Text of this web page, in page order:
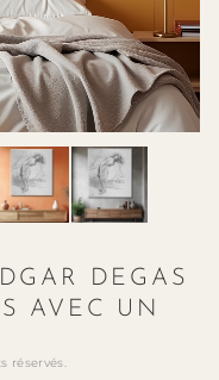
DEGAS
AVEC UN
réservés.